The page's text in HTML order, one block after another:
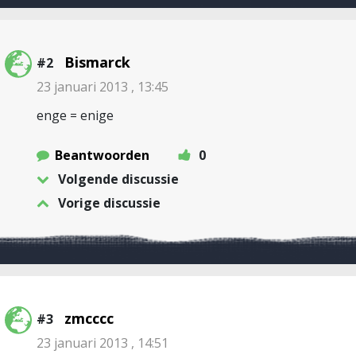
#2 Bismarck
23 januari 2013 , 13:45
enge = enige
Beantwoorden
0
Volgende discussie
Vorige discussie
#3 zmcccc
23 januari 2013 , 14:51